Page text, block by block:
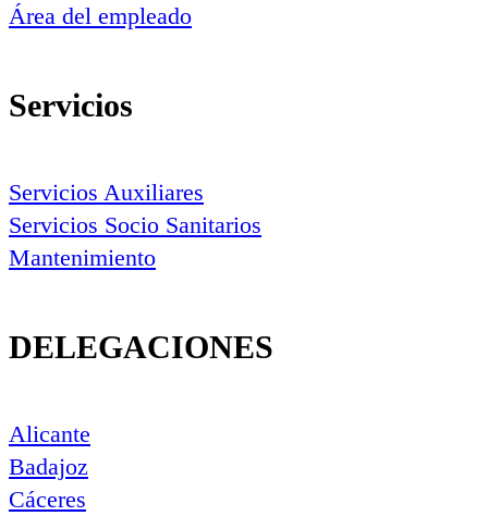
Área del empleado
Servicios
Servicios Auxiliares
Servicios Socio Sanitarios
Mantenimiento
DELEGACIONES
Alicante
Badajoz
Cáceres